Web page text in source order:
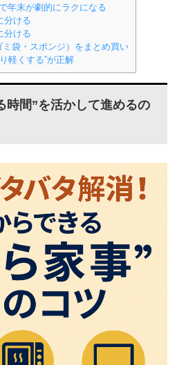
年末が劇的にラクになる
分ける
分ける
袋・スポンジ）をまとめ買い
軽くする”が正解
時間”を活かして進めるの